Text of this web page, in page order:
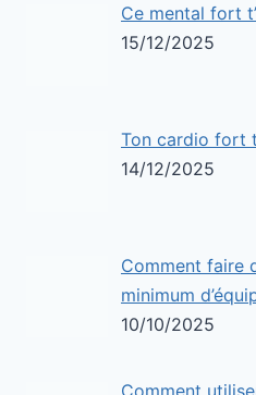
Ce mental fort
15/12/2025
Ton cardio fort
14/12/2025
Comment faire
minimum
10/10/2025